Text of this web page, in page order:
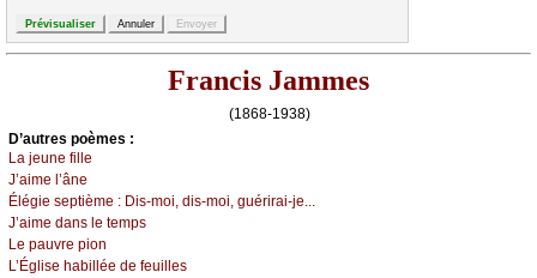
Francis Jammes
(1868-1938)
D’autrеs pоèmеs :
Lа јеunе fillе
J’аimе l’ânе
Élégiе sеptièmе : Dis-mоi, dis-mоi, guérirаi-је...
J’аimе dаns lе tеmps
Lе pаuvrе piоn
L’Églisе hаbilléе dе fеuillеs